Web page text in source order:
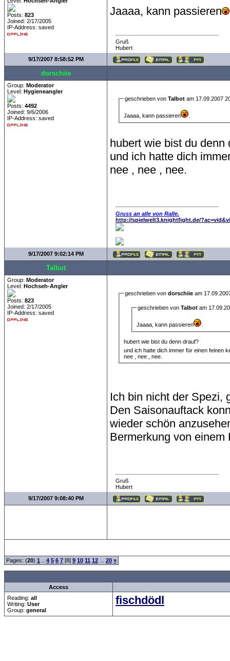
Posts: 823
Joined: 2/17/2005
IP-Address: saved
Jaaaa, kann passieren
Gruß
Hubert
9/17/2007 8:58:52 PM
dorschiie
Group: Moderator
Level: Hygieneangler
Posts: 4492
Joined: 9/6/2006
IP-Address: saved
geschrieben vonTalbot am 17.09.2007
Jaaaa, kann passieren
hubert wie bist du denn
und ich hatte dich
nee , nee , nee.
Gruss an alle von Ralle.
http://spielwelt3.knightfight.de/
9/17/2007 9:02:14 PM
Talbot
Group: Moderator
Level: Hochseh-Angler
Posts: 823
Joined: 2/17/2005
IP-Address: saved
geschrieben vondorschiie am
geschrieben vonTalbot am
Jaaaa, kann passieren
hubert wie bist du denn drauf?
und ich hatte dich immer für einen feinen
nee , nee , nee.
Ich bin nicht der Spezi,
Den Saisonauftack
wieder schön
Bermerkung von einem
Gruß
Hubert
9/17/2007 9:08:40 PM
Pages: (20) 1 4 5 6 7 [8] 9 10 11 12 20 »
Access
Reading: all
Writing: User
Group: general
fischdödl